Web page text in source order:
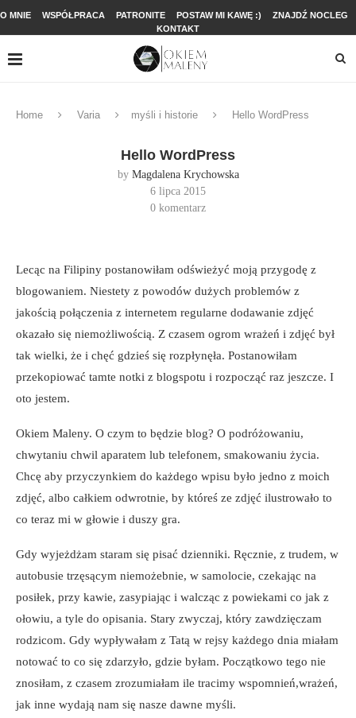
O MNIE WSPÓŁPRACA PATRONITE POSTAW MI KAWĘ :)
ZNAJDŹ NOCLEG
KONTAKT
Home Varia myśli i historie Hello WordPress
Hello WordPress
by Magdalena Krychowska
6 lipca 2015
0 komentarz
Lecąc na Filipiny postanowiłam odświeżyć moją przygodę z
blogowaniem. Niestety z powodów dużych problemów z
jakością połączenia z internetem regularne dodawanie zdjęć
okazało się niemożliwością. Z czasem ogrom wrażeń i zdjęć był
tak wielki, że i chęć gdzieś się rozpłynęła. Postanowiłam
przekopiować tamte notki z blogspotu i rozpocząć raz jeszcze. I
oto jestem.
Okiem Maleny. O czym to będzie blog? O podróżowaniu,
chwytaniu chwil aparatem lub telefonem, smakowaniu życia.
Chcę aby przyczynkiem do każdego wpisu było jedno z moich
zdjęć, albo całkiem odwrotnie, by któreś ze zdjęć ilustrowało to
co teraz mi w głowie i duszy gra.
Gdy wyjeżdżam staram się pisać dzienniki. Ręcznie, z trudem, w
autobusie trzęsącym niemożebnie, w samolocie, czekając na
posiłek, przy kawie, zasypiając i walcząc z powiekami co jak z
ołowiu, a tyle do opisania. Stary zwyczaj, który zawdzięczam
rodzicom. Gdy wypływałam z Tatą w rejsy każdego dnia miałam
notować to co się zdarzyło, gdzie byłam. Początkowo tego nie
znosiłam, z czasem zrozumiałam ile tracimy wspomnień,wrażeń,
jak inne wydają nam się nasze dawne myśli.